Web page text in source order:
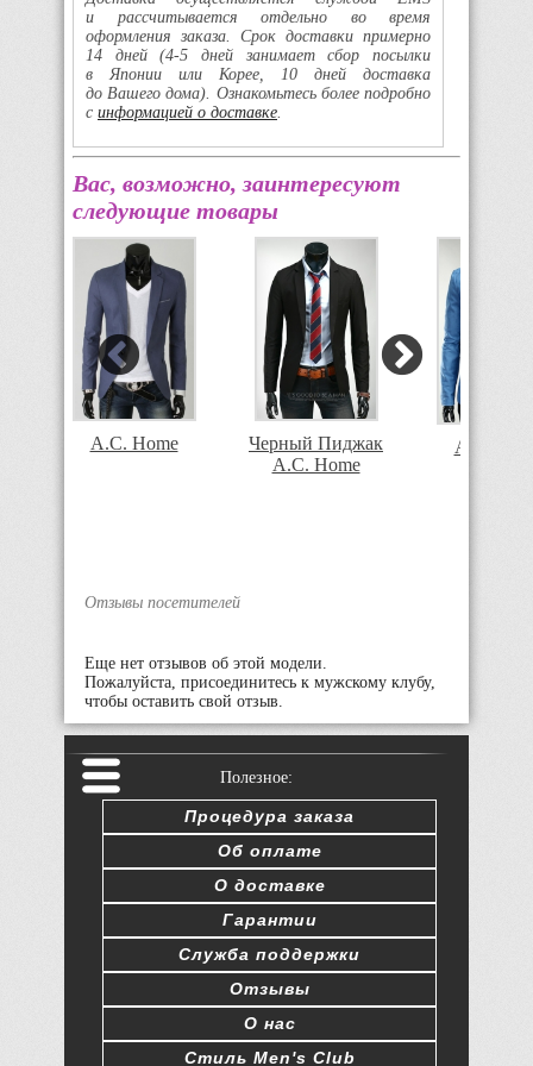
и рассчитывается отдельно во время
оформления заказа. Срок доставки примерно
14 дней(4-5 дней занимает сбор посылки
в Японии или Корее, 10 дней доставка
до Вашего дома). Ознакомьтесь более подробно
с информацией о доставке.
Вас, возможно, заинтересуют
следующие товары
A.C. Home
Черный Пиджак
A.C. Home
A.C.
Отзывы посетителей
Еще нет отзывов об этой модели.
Пожалуйста, присоединитесь к мужскому клубу,
чтобы оставить свой отзыв.
Полезное:
Процедура заказа
Об оплате
О доставке
Гарантии
Служба поддержки
Отзывы
О нас
Стиль Men's Club